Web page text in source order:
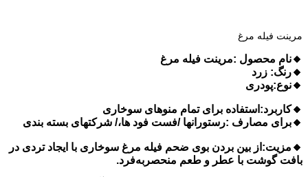
مرینت فیله مرغ
🔸نام محصول :مرینت فیله مرغ
🔸رنگ: زرد
🔸نوع:پودری
🔸کاربرد:استفاده برای تمام منوهای سوخاری
🔸برای مصارف :رستورانها /فست فود ها،/ شرکتهای بسته بندی
🔸مزیت:از بین بردن بوی ضحم فیله مرغ سوخاری با ایجاد تردی در
بافت گوشت با عطر و طعم منحصربه‌فرد.